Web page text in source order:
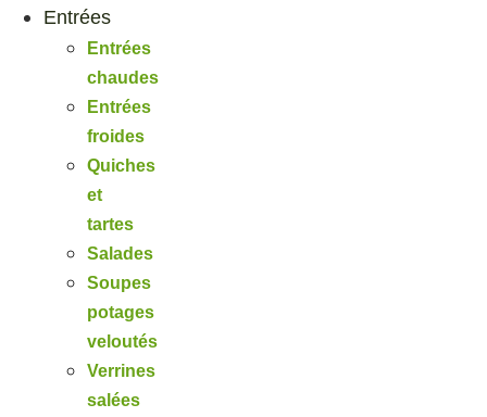
Entrées
Entrées
chaudes
Entrées
froides
Quiches
et
tartes
Salades
Soupes
potages
veloutés
Verrines
salées